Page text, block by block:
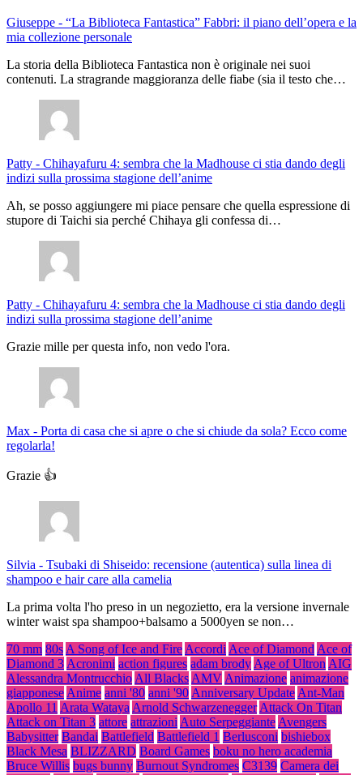
Giuseppe - “La Biblioteca Fantastica” Fabbri: il piano dell’opera e la
mia collezione personale
La storia della Biblioteca Fantastica non è originale nei suoi
contenuti. La stragrande maggioranza delle fiabe (sia il testo che…
Patty - Chihayafuru 4: sembra che la Madhouse ci stia dando degli
indizi sulla prossima stagione dell’anime
Ah, se posso aggiungere mi piace pensare che quella espressione di
stupore di Taichi sia perché Chihaya gli confessa di…
Patty - Chihayafuru 4: sembra che la Madhouse ci stia dando degli
indizi sulla prossima stagione dell’anime
Grazie mille per questa info, non vedo l'ora.
Max - Porta di casa che si apre o che si chiude da sola? Ecco come
regolarla!
Grazie 👍
Silvia - Tsubaki di Shiseido: recensione (autentica) sulla linea di
shampoo e hair care alla camelia
La prima volta l'ho preso in un negozietto, era la versione invernale
winter waist spa shampoo+balsamo a 5000yen se non…
70 mm 80s A Song of Ice and Fire Accordi Ace of Diamond Ace of
Diamond 3 Acronimi action figures adam brody Age of Ultron AIG
Alessandra Montrucchio All Blacks AMV Animazione animazione
giapponese Anime anni '80 anni '90 Anniversary Update Ant-Man
Apollo 11 Arata Wataya Arnold Schwarzenegger Attack On Titan
Attack on Titan 3 attore attrazioni Auto Serpeggiante Avengers
Babysitter Bandai Battlefield Battlefield 1 Berlusconi bishiebox
Black Mesa BLIZZARD Board Games boku no hero academia
Bruce Willis bugs bunny Burnout Syndromes C3139 Camera dei